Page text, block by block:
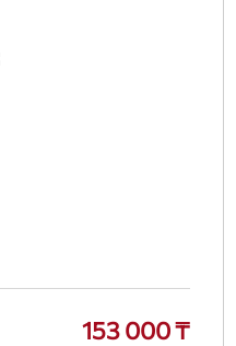
153 000 ₸